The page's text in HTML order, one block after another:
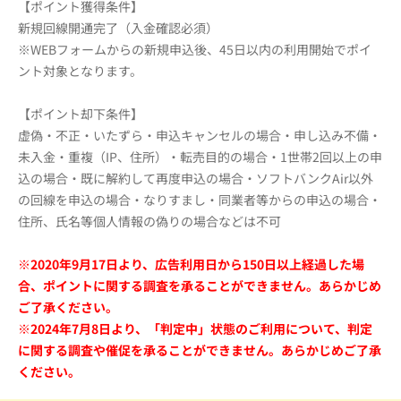
【ポイント獲得条件】
新規回線開通完了（入金確認必須）
※WEBフォームからの新規申込後、45日以内の利用開始でポイ
ント対象となります。
【ポイント却下条件】
虚偽・不正・いたずら・申込キャンセルの場合・申し込み不備・
未入金・重複（IP、住所）・転売目的の場合・1世帯2回以上の申
込の場合・既に解約して再度申込の場合・ソフトバンクAir以外
の回線を申込の場合・なりすまし・同業者等からの申込の場合・
住所、氏名等個人情報の偽りの場合などは不可
※2020年9月17日より、広告利用日から150日以上経過した場
合、ポイントに関する調査を承ることができません。あらかじめ
ご了承ください。
※2024年7月8日より、「判定中」状態のご利用について、判定
に関する調査や催促を承ることができません。あらかじめご了承
ください。